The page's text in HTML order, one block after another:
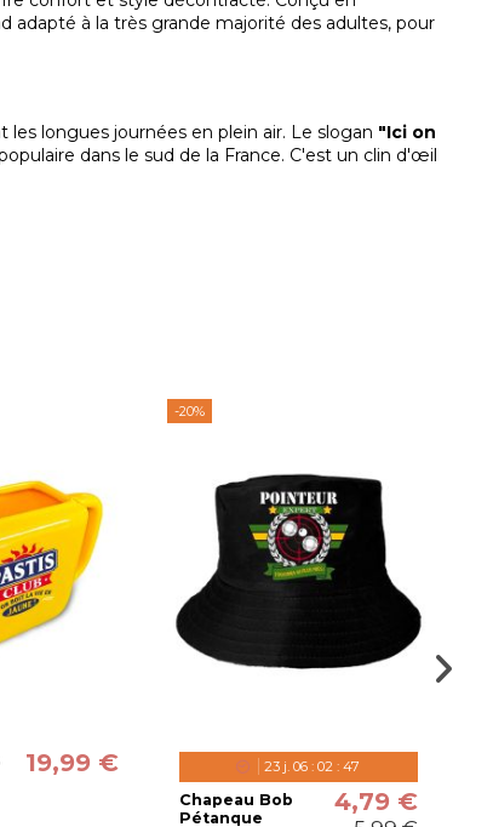
adapté à la très grande majorité des adultes, pour
les longues journées en plein air. Le slogan "Ici on
dans le sud de la France. C'est un clin d'œil
19,99 €
-20%
23j. 06: 02: 46
Chapeau Bob
Pétanque
4,79 €